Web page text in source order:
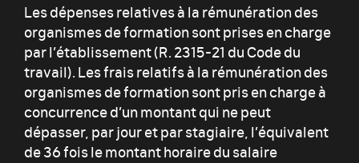
Les dépenses relatives à la rémunération des
organismes de formation sont prises en charge
par l’établissement (R. 2315-21 du Code du
travail). Les frais relatifs à la rémunération des
organismes de formation sont pris en charge à
concurrence d’un montant qui ne peut
dépasser, par jour et par stagiaire, l’équivalent
de 36 fois le montant horaire du salaire